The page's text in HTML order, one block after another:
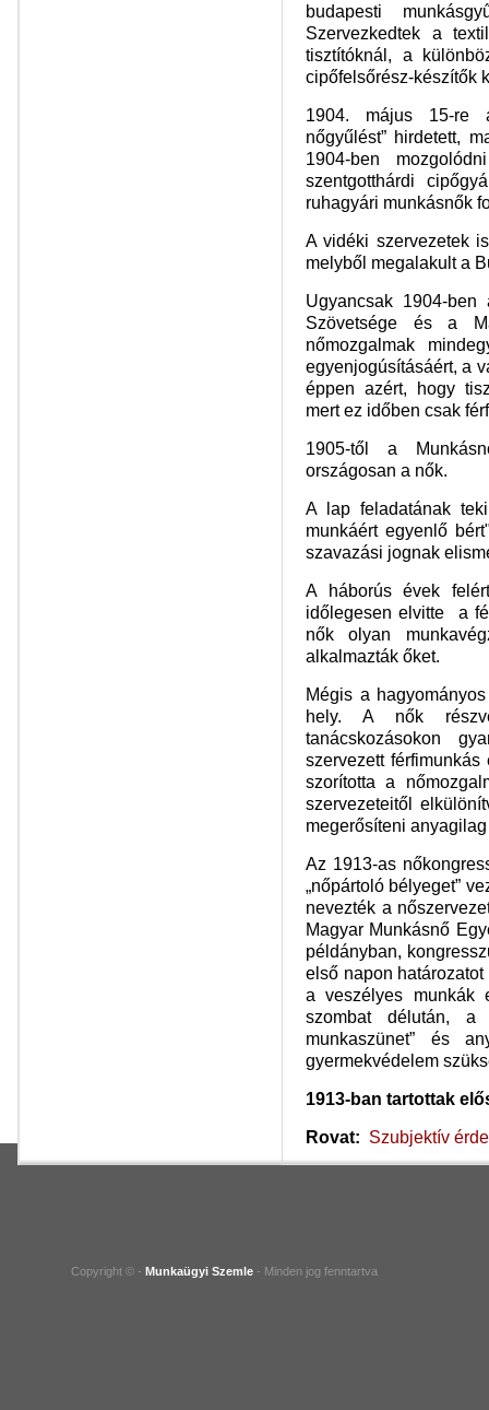
budapesti
Szervezkedtek a
tisztítóknál, a
cipőfelsőrész-készítők
1904. május 15-re
nőgyűlést” hirdetett,
1904-ben
szentgotthárdi
ruhagyári munkásnők
A vidéki szervezetek
melyből megalakult a
Ugyancsak 1904-ben
Szövetsége és a
nőmozgalmak
egyenjogúsításáért, a
éppen azért, hogy
mert ez időben csak
1905-től a
országosan a nők.
A lap feladatának
munkáért egyenlő
szavazási jognak
A háborús évek
időlegesen elvitte a
nők olyan
alkalmazták őket.
Mégis a
hely. A nők
tanácskozásokon
szervezett
szorította a
szervezeteitől
megerősíteni
Az 1913-as
„nőpártoló bélyeget”
nevezték a
Magyar Munkásnő
példányban,
első napon
a veszélyes munkák
szombat délután, a
munkaszünet” és
gyermekvédelem
1913-ban tartottak
Rovat: Szubjektív
Copyright © - Munkaügyi Szemle - Minden jog fenntartva